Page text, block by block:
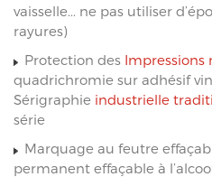
vaisselle... ne pas utiliser
rayures)
Protection des Impressions
quadrichromie sur adhésif
Sérigraphie industrielle
série
Marquage au feutre
permanent effaçable à